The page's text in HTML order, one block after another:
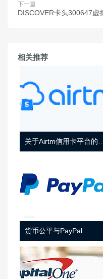
下一篇
DISCOVER卡头300647虚
相关推荐
货币公平与PayPal